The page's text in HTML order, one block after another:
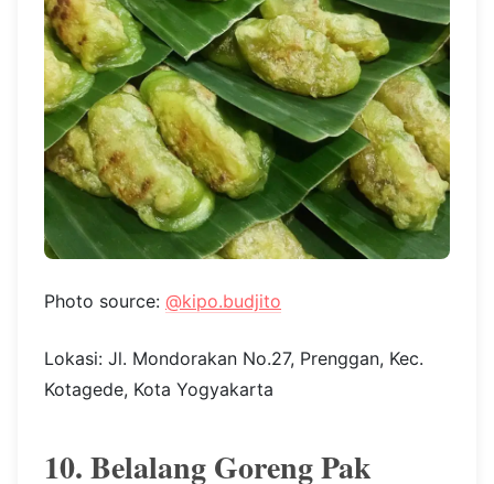
Photo source: @kipo.budjito
Lokasi: Jl. Mondorakan No.27, Prenggan, Kec.
Kotagede, Kota Yogyakarta
10. Belalang Goreng Pak